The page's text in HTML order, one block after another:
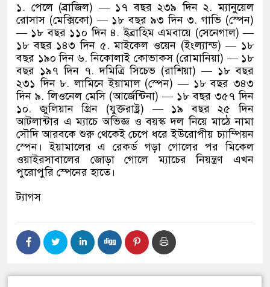
১. পেলে(ব্রাজিল) — ১৭ বছর ২৩৯ দিন ২.ম্যানুয়েল
রোসাস(মেক্সিকো) — ১৮ বছর ৯৩ দিন ৩.গাভি (স্পেন)
— ১৮ বছর ১১০ দিন ৪.ইব্রাহিম এমবায়ে (সেনেগাল) —
১৮ বছর ১৪৩ দিন ৫.মাইকেল ওয়েন (ইংল্যান্ড) — ১৮
বছর ১৯০ দিন ৬.নিকোলাই কোভাকস(রোমানিয়া) — ১৮
বছর ১৯৭ দিন ৭.দমিত্রি সিচেভ (রাশিয়া) — ১৮ বছর
২৩১ দিন ৮.লামিনে ইয়ামাল(স্পেন) — ১৮ বছর ৩৪৩
দিন ৯.লিওনেল মেসি(আর্জেন্টিনা) — ১৮ বছর ৩৫৭ দিন
১০.জুলিয়ান গ্রিন (যুক্তরাষ্ট্র) — ১৯ বছর ২৫ দিন
আটলান্টার এ ম্যাচে অভিজ্ঞ ও বয়স্ক দল নিয়ে মাঠে নামা
সৌদি আরবকে শুরু থেকেই চেপে ধরে ইউরোপীয় চ্যাম্পিয়ন
স্পেন। ইয়ামালের এ রেকর্ড গড়া গোলের পর মিকেল
ওয়াইরসাবালের জোড়া গোলে ম্যাচের নিয়ন্ত্রণ এখন
পুরোপুরি স্পেনের হাতে।
ট্যাগস